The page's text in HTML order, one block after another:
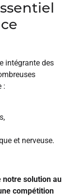
intégrante des
:
et nerveuse.
notre solution au
compétition